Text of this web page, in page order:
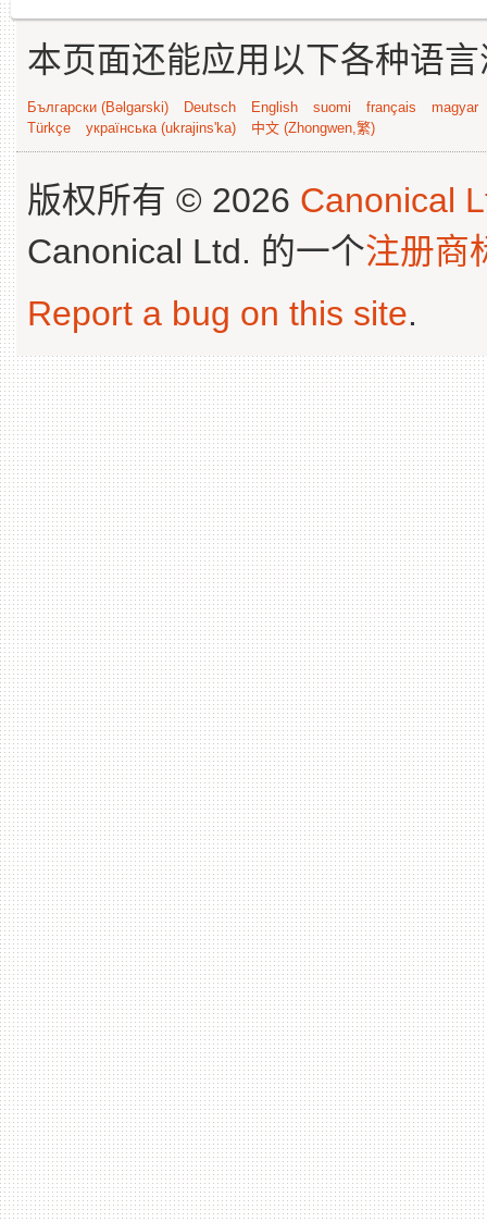
本页面还能应用以下各种语
Български (Bəlgarski) Deutsch English suomi français
magyar
Türkçe
українська (ukrajins'ka) 中文 (Zhongwen,繁)
版权所有 © 2026 Canonical
Canonical Ltd. 的一个注册商
Report a bug on this site.